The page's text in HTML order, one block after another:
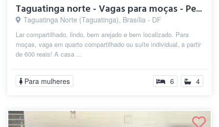
Taguatinga norte - Vagas para moças - Pe...
Taguatinga Norte (Taguatinga), Brasília - DF
Lar compartilhado, lindo, bem arejado e bem localizado. Para
moças, vaga em quarto compartilhado ou suíte individual, a partir
de 600 reais! A casa ...
Para mulheres 6 4